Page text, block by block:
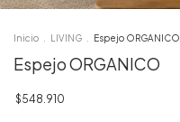
Inicio LIVING Espejo ORGANICO
Espejo ORGANICO
$548.910